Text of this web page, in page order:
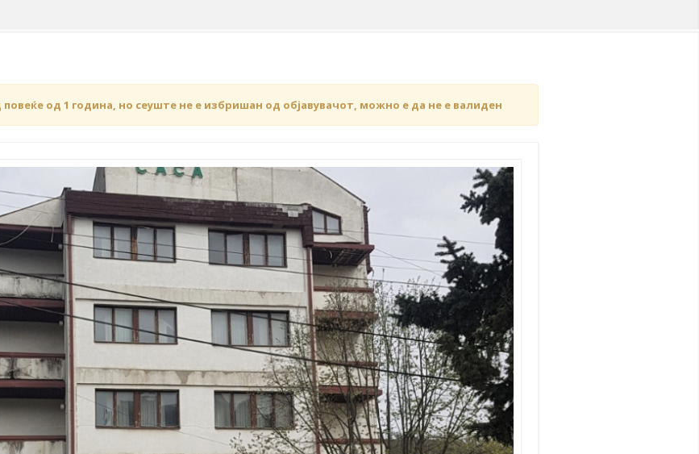
повеќе од 1 година, но сеуште не е избришан од објавувачот, можно е да не е валиден